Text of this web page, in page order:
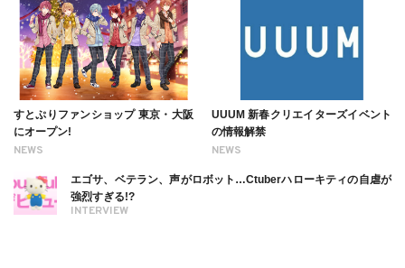
NEWS
すとぷりファンショップ 東京・大阪
にオープン!
NEWS
UUUM 新春クリエイターズイベント
の情報解禁
INTERVIEW
エゴサ、ベテラン、声がロボット…Ctuberハローキティの自虐が
強烈すぎる!?